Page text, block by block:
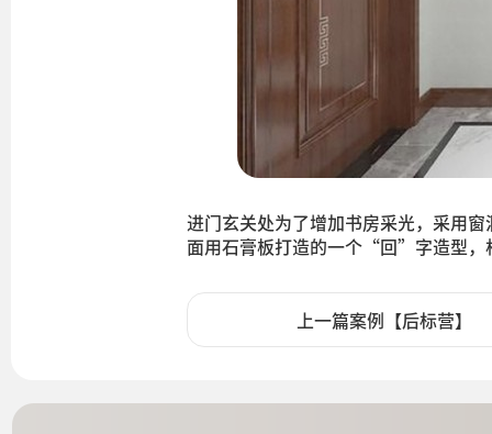
进门玄关处为了增加书房采光，采用
面用石膏板打造的一个“回”字造型，
上一篇案例【后标营】